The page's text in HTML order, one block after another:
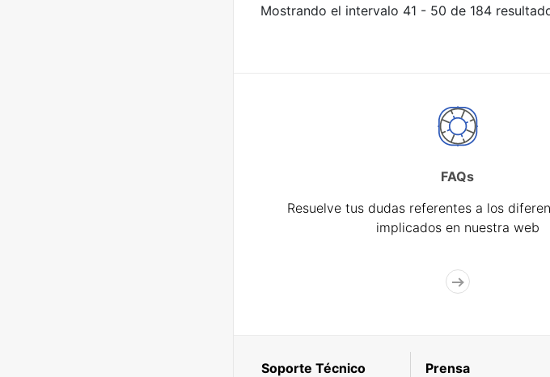
Mostrando el intervalo 41 - 50 de 184
FAQs
Resuelve tus dudas referentes a los
implicados en nuestra web
Soporte Técnico Prensa